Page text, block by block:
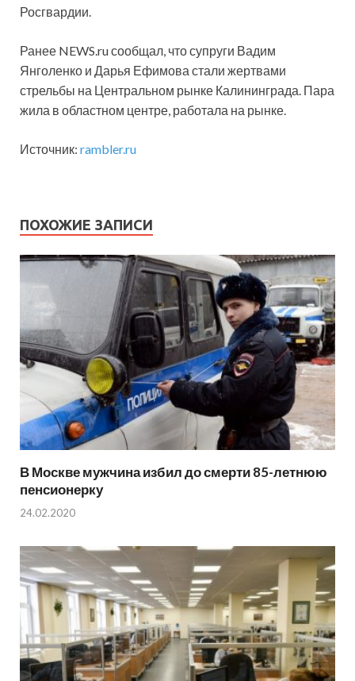
Росгвардии.
Ранее NEWS.ru сообщал, что супруги Вадим
Янголенко и Дарья Ефимова стали жертвами
стрельбы на Центральном рынке Калининграда. Пара
жила в областном центре, работала на рынке.
Источник: rambler.ru
ПОХОЖИЕ ЗАПИСИ
В Москве мужчина избил до смерти 85-летнюю
пенсионерку
24.02.2020